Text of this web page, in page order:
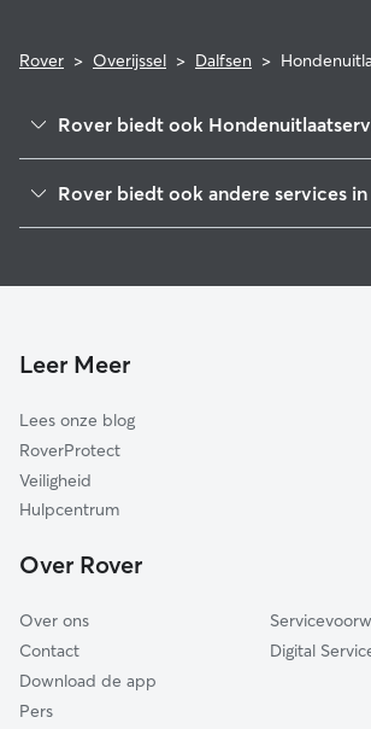
Rover > Overijssel > Dalfsen >
Rover biedt ook
Staphorst
Zwartewaterland
De Wolden
Heerde
Hellendoorn
Meppel
Rover biedt ook andere services in
Leer Meer
Lees onze blog
RoverProtect
Veiligheid
Hulpcentrum
Over Rover
Over ons
Contact
Download de app
Pers
Digital